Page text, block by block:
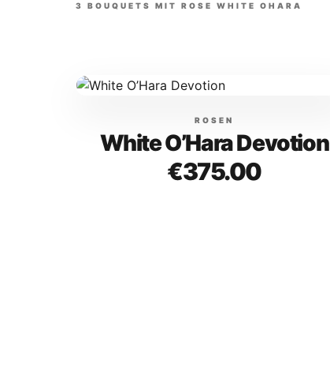
3 BOUQUETS MIT ROSE WHITE OHARA
ROSEN
White O’Hara Devotion
€375.00